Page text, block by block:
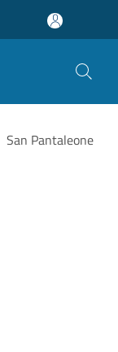
San Pantaleone